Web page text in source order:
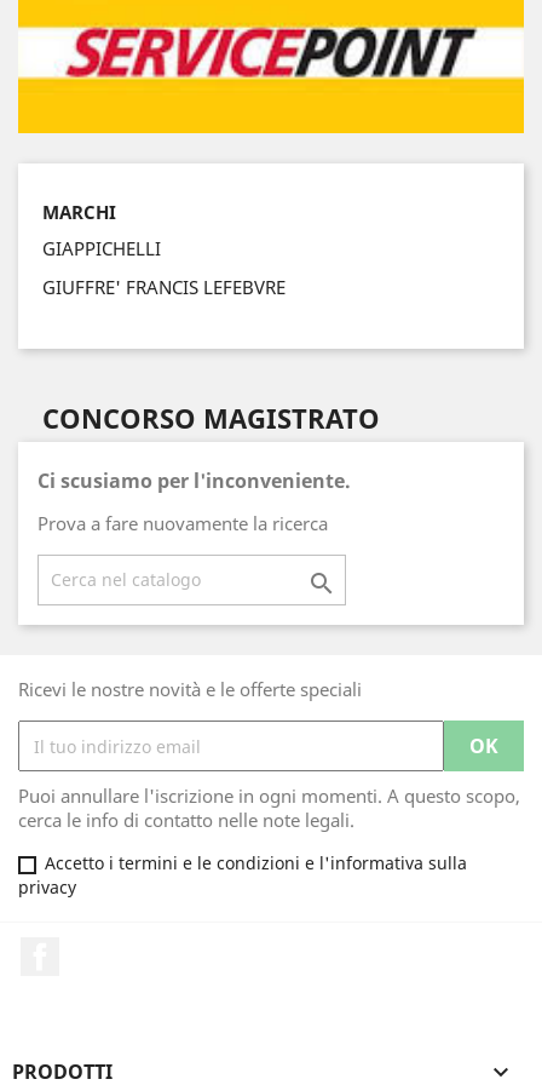
MARCHI
GIAPPICHELLI
GIUFFRE' FRANCIS LEFEBVRE
CONCORSO MAGISTRATO
Ci scusiamo per l'inconveniente.
Prova a fare nuovamente la ricerca

Ricevi le nostre novità e le offerte speciali
Puoi annullare l'iscrizione in ogni momenti. A questo scopo,
cerca le info di contatto nelle note legali.
Accetto i termini e le condizioni e l'informativa sulla
privacy
PRODOTTI 